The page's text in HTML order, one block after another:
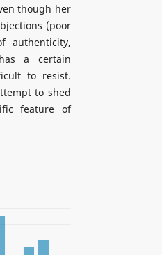
though her
(poor
authenticity,
a certain
to resist.
to shed
feature of